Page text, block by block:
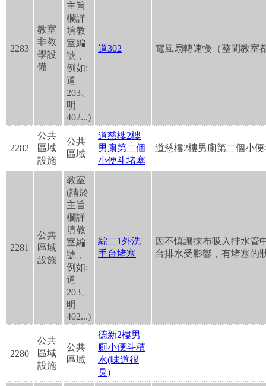
2283
教室
非教
學設
備
主旨
欄詳
填教
室編
號，
例如:
道
203、
明
402...)
道302 電風扇轉速慢（整間教室
2282
公共
區域
設施
公共
區域
道慈樓2樓
男廁第二個
小便斗堵塞
道慈樓2樓男廁第二個小
2281
公共
區域
設施
教室
(請於
主旨
欄詳
填教
室編
號，
例如:
道
203、
明
402...)
綜二1外洗
手台堵塞
因不慎讓抹布吸入排水管
台排水受影響，有堵塞的
2280
公共
區域
設施
公共
區域
德新2樓男
廁小便斗積
水(味道很
臭)